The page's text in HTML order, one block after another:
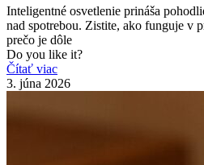
Inteligentné osvetlenie prináša
nad spotrebou. Zistite, ako funguje v
prečo je dôle
Do you like it?
Čítať viac
3. júna 2026